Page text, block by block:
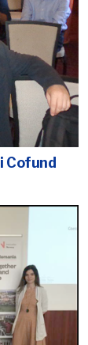
Cofund